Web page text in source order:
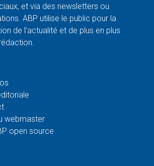
et via des newsletters ou
ABP utilise le public pour la
de l'actualité et de plus en plus
webmaster
open source